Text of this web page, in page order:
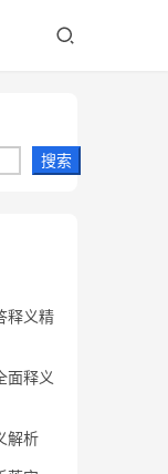
搜索
释义精
面释义
解析